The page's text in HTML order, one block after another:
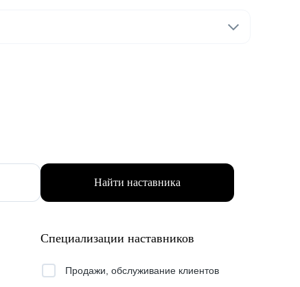
Найти наставника
Специализации наставников
Продажи, обслуживание клиентов